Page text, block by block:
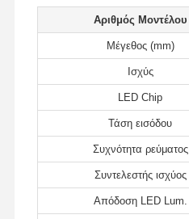
Προϊόντα
Αριθμός Μοντέλου
Μέγεθος (mm)
Ισχύς
LED Chip
Τάση εισόδου
Συχνότητα ρεύματος
Συντελεστής ισχύος
Απόδοση LED Lum.